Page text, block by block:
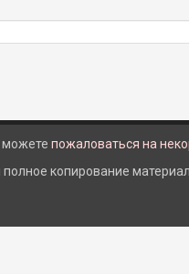
пожаловаться на
копирование